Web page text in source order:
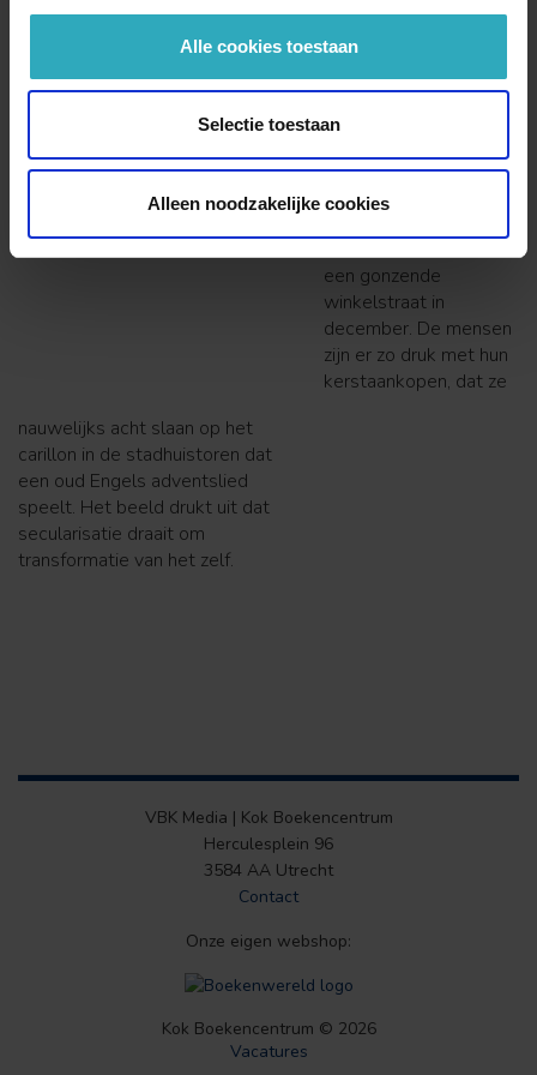
Alle cookies toestaan
Selectie toestaan
Alleen noodzakelijke cookies
‘storm’ of ‘vloedgolf’
die de kerk bedreigt?
inShoppen in advent.
Wie secularisatie in
een gonzende
winkelstraat in
december. De mensen
zijn er zo druk met hun
kerstaankopen, dat ze
nauwelijks acht slaan op het
carillon in de stadhuistoren dat
een oud Engels adventslied
speelt. Het beeld drukt uit dat
secularisatie draait om
transformatie van het zelf.
VBK Media | Kok Boekencentrum
Herculesplein 96
3584 AA Utrecht
Contact
Onze eigen webshop:
Kok Boekencentrum © 2026
Vacatures